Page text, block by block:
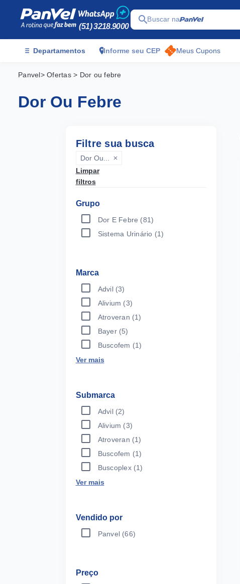
(51) 3218.9000
searchBuscar na
menu Departamentos location_onInforme seu CEP Meus Cupons
Panvel> Ofertas> Dor ou febre
Dor Ou Febre
Filtre sua busca
Dor Ou... close
Limpar
filtros
Grupo
Dor E Febre (81)
Sistema Urinário (1)
Marca
Advil (3)
Alivium (3)
Atroveran (1)
Bayer (5)
Buscofem (1)
Ver mais
Submarca
Advil (2)
Alivium (3)
Atroveran (1)
Buscofem (1)
Buscoplex (1)
Ver mais
Vendido por
Panvel (66)
Preço